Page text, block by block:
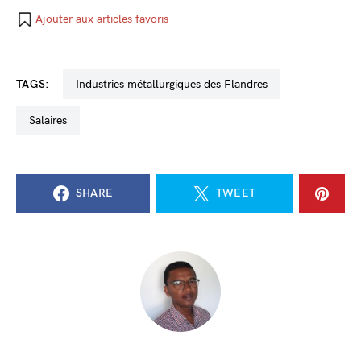
Ajouter aux articles favoris
TAGS: industries métallurgiques des Flandres
salaires
SHARE TWEET